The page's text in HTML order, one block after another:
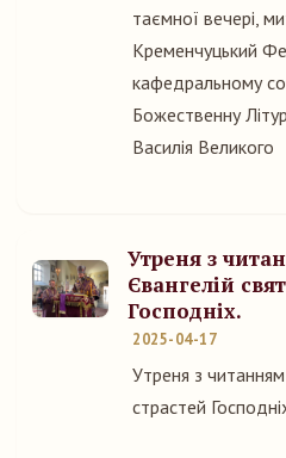
таємної вечері,
Кременчуцький
кафедральному
Божественну
Василія Великого
Утреня з
Євангелій
Господніх.
2025-04-17
Утреня з
страстей